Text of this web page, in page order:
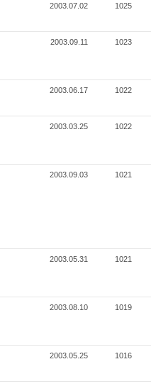
2003.07.02 1025
2003.09.11 1023
2003.06.17 1022
2003.03.25 1022
2003.09.03 1021
2003.05.31 1021
2003.08.10 1019
2003.05.25 1016